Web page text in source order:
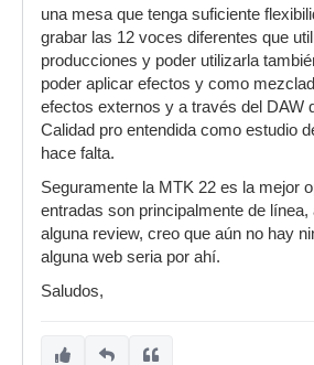
una mesa que tenga suficiente
grabar las 12 voces diferentes que
producciones y poder utilizarla
poder aplicar efectos y como
efectos externos y a través del DAW
Calidad pro entendida como estudio
hace falta.
Seguramente la MTK 22 es la mejor
entradas son principalmente de línea,
alguna review, creo que aún no hay
alguna web seria por ahí.
Saludos,